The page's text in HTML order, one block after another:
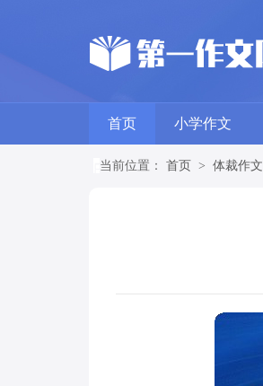
首页 小学作文
当前位置： 首页 > 体裁作文